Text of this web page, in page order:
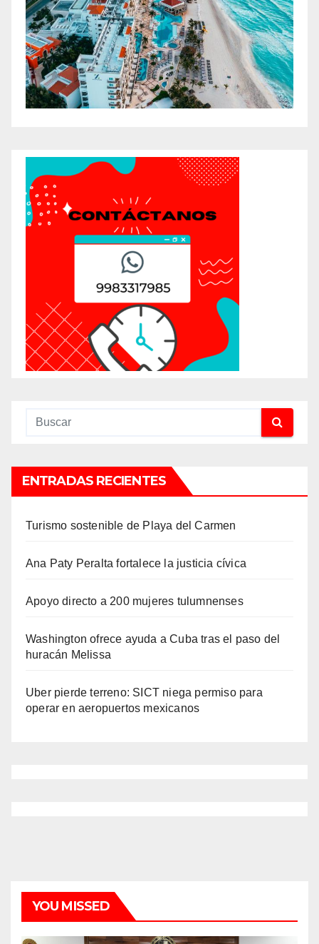
ENTRADAS RECIENTES
Turismo sostenible de Playa del Carmen
Ana Paty Peralta fortalece la justicia cívica
Apoyo directo a 200 mujeres tulumnenses
Washington ofrece ayuda a Cuba tras el paso del
huracán Melissa
Uber pierde terreno: SICT niega permiso para
operar en aeropuertos mexicanos
YOU MISSED